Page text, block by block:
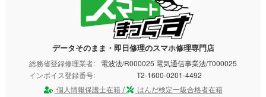
データそのまま・即日修理のスマホ修理専門店
総務省登録修理業者:
電波法/R000025 電気通信事業法/T000025
インボイス登録番号:
T2-1600-0201-4492
個人情報保護士在籍 /
はんだ検定一級合格者在籍